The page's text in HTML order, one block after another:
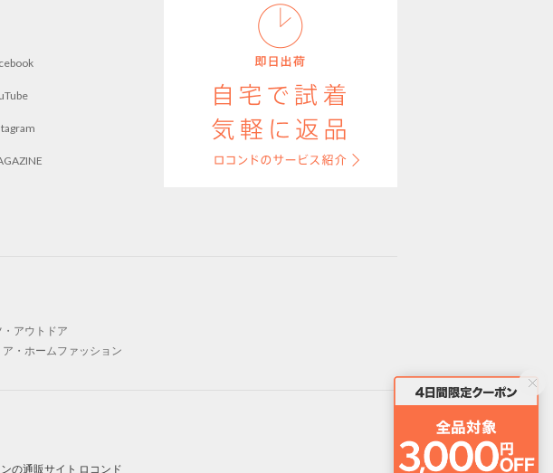
・アウトドア
ア・ホームファッション
の通販サイト ロコンド